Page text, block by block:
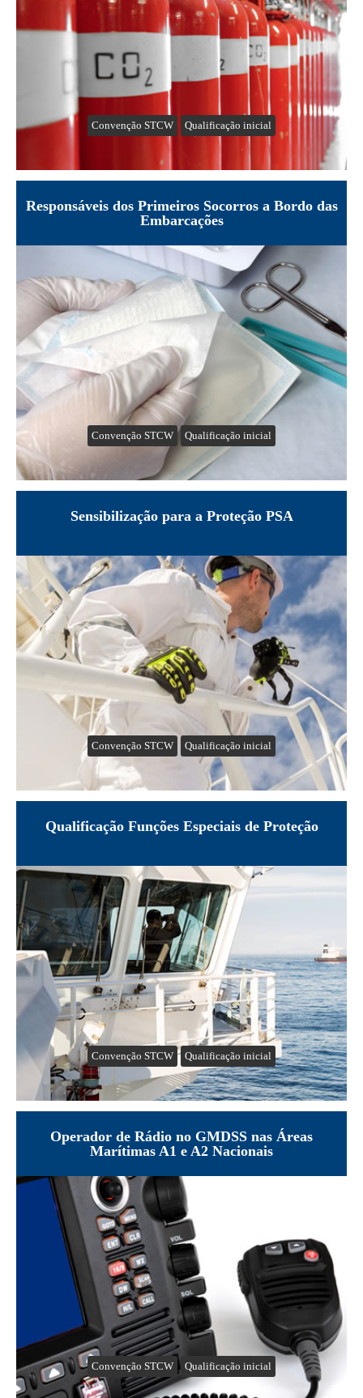
Convenção STCW Qualificação inicial
Responsáveis dos Primeiros Socorros a Bordo das
Embarcações
Convenção STCW Qualificação inicial
Sensibilização para a Proteção PSA
Convenção STCW Qualificação inicial
Qualificação Funções Especiais de Proteção
Convenção STCW Qualificação inicial
Operador de Rádio no GMDSS nas Áreas
Marítimas A1 e A2 Nacionais
Convenção STCW Qualificação inicial